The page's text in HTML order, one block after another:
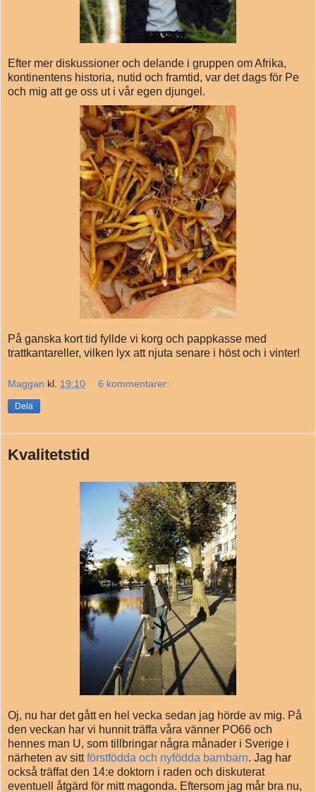
Efter mer diskussioner och delande i gruppen om Afrika,
kontinentens historia, nutid och framtid, var det dags för Pe
och mig att ge oss ut i vår egen djungel.
På ganska kort tid fyllde vi korg och pappkasse med
trattkantareller, vilken lyx att njuta senare i höst och i vinter!
Maggan kl. 19:10 6 kommentarer:
Dela
Kvalitetstid
Oj, nu har det gått en hel vecka sedan jag hörde av mig. På
den veckan har vi hunnit träffa våra vänner PO66 och
hennes man U, som tillbringar några månader i Sverige i
närheten av sittförstfödda och nyfödda barnbarn. Jag har
också träffat den 14:e doktorn i raden och diskuterat
eventuell åtgärd för mitt magonda. Eftersom jag mår bra nu,